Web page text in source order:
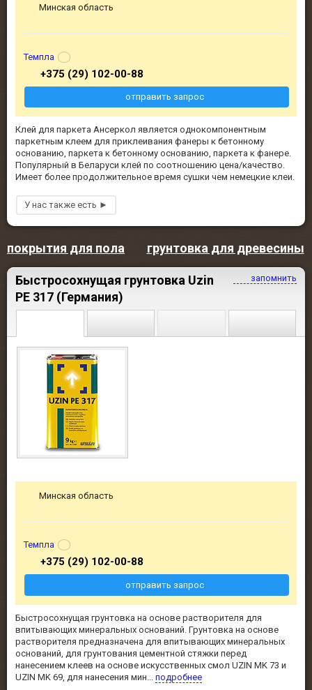
Клей для паркета Ансеркол является однокомпонентным
паркетным клеем для приклеивания фанеры к бетонному
основанию, паркета к бетонному основанию, паркета к фанере.
Популярный в Беларуси клей по соотношению цена/качество.
Имеет более продолжительное время сушки чем немецкие клеи.
Минская область
Темпла
+375 (29) 102-00-88
отправить запрос
покрытия для пола грунтовка для древесины
запомнить
Быстросохнущая грунтовка Uzin
PE 317 (Германия)
Быстросохнущая грунтовка на основе растворителя для
впитывающих минеральных оснований. Грунтовка на основе
растворителя предназначена для впитывающих минеральных
оснований, для грунтования цементной стяжки перед
нанесением клеев на основе искусственных смол UZIN MK 73 и
UZIN MK 69, для нанесения мин... подробнее
Минская область
Темпла
+375 (29) 102-00-88
отправить запрос